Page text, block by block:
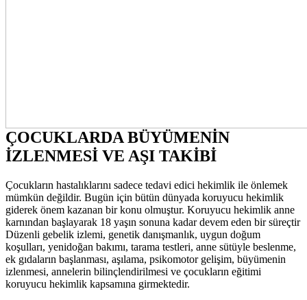
ÇOCUKLARDA BÜYÜMENİN
İZLENMESİ VE AŞI TAKİBİ
Çocukların hastalıklarını sadece tedavi edici hekimlik ile önlemek
mümkün değildir. Bugün için bütün dünyada koruyucu hekimlik
giderek önem kazanan bir konu olmuştur. Koruyucu hekimlik anne
karnından başlayarak 18 yaşın sonuna kadar devem eden bir süreçtir
Düzenli gebelik izlemi, genetik danışmanlık, uygun doğum
koşulları, yenidoğan bakımı, tarama testleri, anne sütüyle beslenme,
ek gıdaların başlanması, aşılama, psikomotor gelişim, büyümenin
izlenmesi, annelerin bilinçlendirilmesi ve çocukların eğitimi
koruyucu hekimlik kapsamına girmektedir.